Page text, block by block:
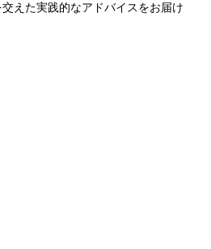
えた実践的なアドバイスをお届け